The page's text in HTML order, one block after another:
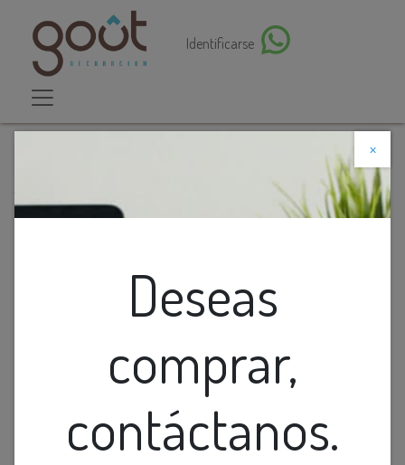
Identificarse
×
Deseas
comprar,
contáctanos.
Descuento web
Base Redonda 5L Cromado (500Mm)